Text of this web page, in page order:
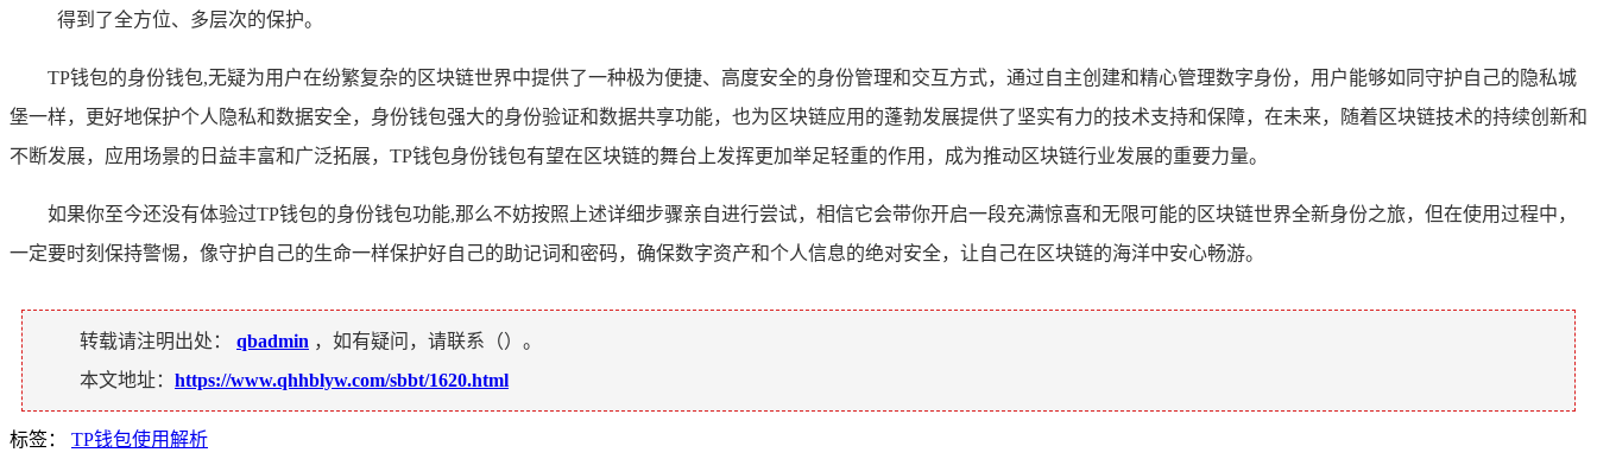
得到了全方位、多层次的保护。
TP钱包的身份钱包,无疑为用户在纷繁复杂的区块链世界中提供了一种极为便捷、高度安全的身份管理和交互方式，通过自主创建和精心管理数字身份，用户能够如同守护自己的隐私城
堡一样，更好地保护个人隐私和数据安全，身份钱包强大的身份验证和数据共享功能，也为区块链应用的蓬勃发展提供了坚实有力的技术支持和保障，在未来，随着区块链技术的持续创新和
不断发展，应用场景的日益丰富和广泛拓展，TP钱包身份钱包有望在区块链的舞台上发挥更加举足轻重的作用，成为推动区块链行业发展的重要力量。
如果你至今还没有体验过TP钱包的身份钱包功能,那么不妨按照上述详细步骤亲自进行尝试，相信它会带你开启一段充满惊喜和无限可能的区块链世界全新身份之旅，但在使用过程中，
一定要时刻保持警惕，像守护自己的生命一样保护好自己的助记词和密码，确保数字资产和个人信息的绝对安全，让自己在区块链的海洋中安心畅游。
转载请注明出处： qbadmin ，如有疑问，请联系（）。
本文地址： https://www.qhhblyw.com/sbbt/1620.html
标签： TP钱包使用解析